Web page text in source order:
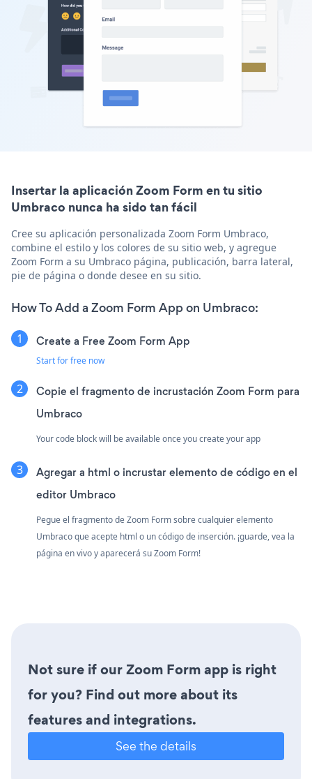
Insertar la aplicación Zoom Form en tu sitio
Umbraco nunca ha sido tan fácil
Cree su aplicación personalizada Zoom Form Umbraco,
combine el estilo y los colores de su sitio web, y agregue
Zoom Form a su Umbraco página, publicación, barra lateral,
pie de página o donde desee en su sitio.
How To Add a Zoom Form App on Umbraco:
Create a Free Zoom Form App
Start for free now
Copie el fragmento de incrustación Zoom Form para
Umbraco
Your code block will be available once you create your app
Agregar a html o incrustar elemento de código en el
editor Umbraco
Pegue el fragmento de Zoom Form sobre cualquier elemento
Umbraco que acepte html o un código de inserción. ¡guarde, vea la
página en vivo y aparecerá su Zoom Form!
Not sure if our Zoom Form app is right
for you? Find out more about its
features and integrations.
See the details